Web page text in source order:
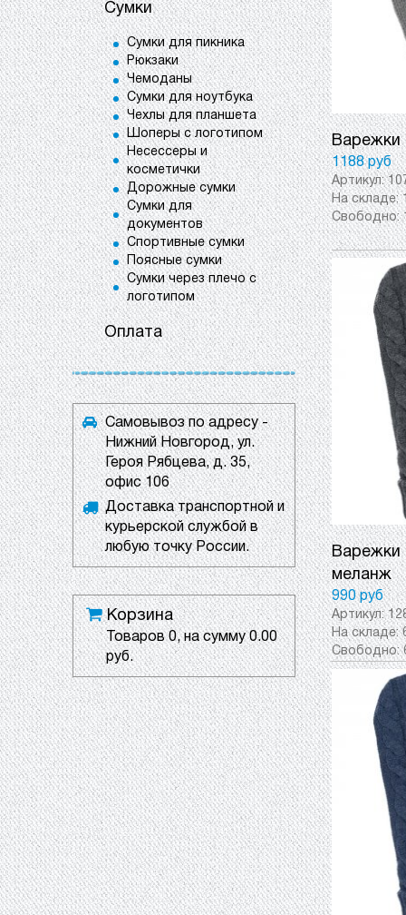
Сумки
Сумки для пикника
Рюкзаки
Чемоданы
Сумки для ноутбука
Чехлы для планшета
Шоперы с логотипом
Несессеры и
косметички
Дорожные сумки
Сумки для
документов
Спортивные сумки
Поясные сумки
Сумки через плечо с
логотипом
Оплата
Самовывоз по адресу -
Нижний Новгород, ул.
Героя Рябцева, д. 35,
офис 106
Доставка транспортной и
курьерской службой в
любую точку России.
Корзина
Товаров0, на сумму0.00
руб.
Варежки
1188 руб
Артикул:
На складе:
Свободно:
Варежки
меланж
990 руб
Артикул:
На складе:
Свободно: